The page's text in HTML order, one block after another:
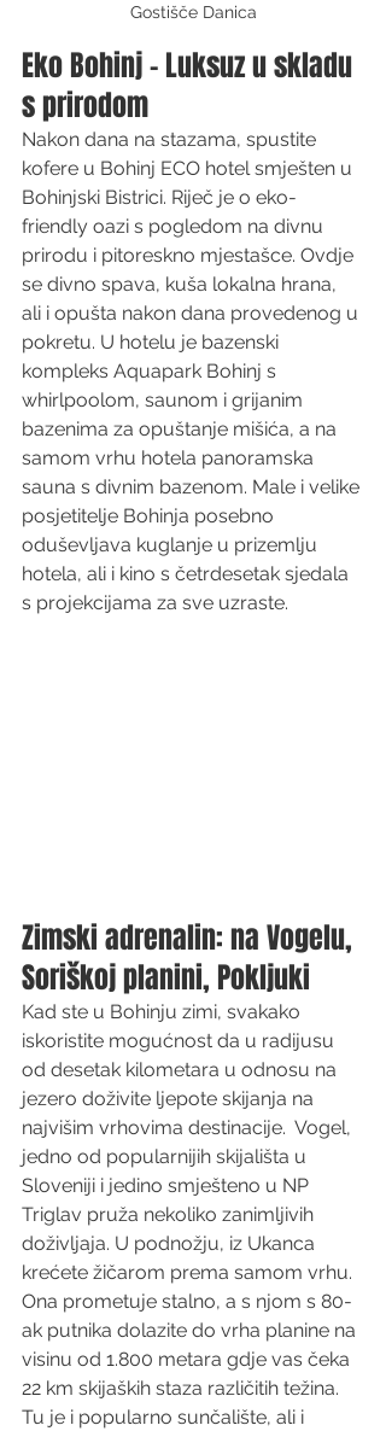
Gostišče Danica
Eko Bohinj - Luksuz u skladu
s prirodom
Nakon dana na stazama, spustite
kofere u Bohinj ECO hotel smješten u
Bohinjski Bistrici. Riječ je o eko-
friendly oazi s pogledom na divnu
prirodu i pitoreskno mjestašce. Ovdje
se divno spava, kuša lokalna hrana,
ali i opušta nakon dana provedenog u
pokretu. U hotelu je bazenski
kompleks Aquapark Bohinj s
whirlpoolom, saunom i grijanim
bazenima za opuštanje mišića, a na
samom vrhu hotela panoramska
sauna s divnim bazenom. Male i velike
posjetitelje Bohinja posebno
oduševljava kuglanje u prizemlju
hotela, ali i kino s četrdesetak sjedala
s projekcijama za sve uzraste.
Zimski adrenalin: na Vogelu,
Soriškoj planini, Pokljuki
Kad ste u Bohinju zimi, svakako
iskoristite mogućnost da u radijusu
od desetak kilometara u odnosu na
jezero doživite ljepote skijanja na
najvišim vrhovima destinacije.  Vogel,
jedno od popularnijih skijališta u
Sloveniji i jedino smješteno u NP
Triglav pruža nekoliko zanimljivih
doživljaja. U podnožju, iz Ukanca
krećete žičarom prema samom vrhu.
Ona prometuje stalno, a s njom s 80-
ak putnika dolazite do vrha planine na
visinu od 1.800 metara gdje vas čeka
22 km skijaških staza različitih težina.
Tu je i popularno sunčalište, ali i